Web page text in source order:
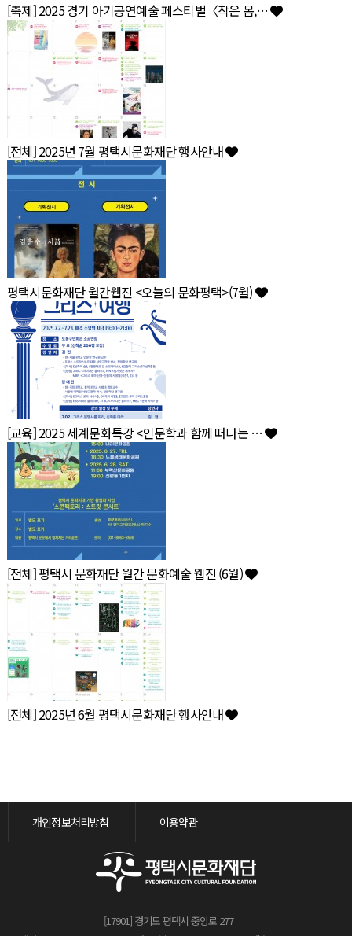
[축제] 2025 경기 아기공연예술 페스티벌〈작은 몸,…
[전체] 2025년 7월 평택시문화재단 행사안내
평택시문화재단 월간웹진 <오늘의 문화평택>(7월)
[교육] 2025 세계문화특강 <인문학과 함께 떠나는 …
[전체] 평택시 문화재단 월간 문화예술 웹진 (6월)
[전체] 2025년 6월 평택시문화재단 행사안내
개인정보처리방침 이용약관
[17901] 경기도 평택시 중앙로 277